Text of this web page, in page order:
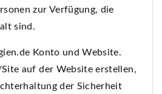
zur Verfügung, die
sind.
Konto und Website.
auf der Website erstellen,
der Sicherheit